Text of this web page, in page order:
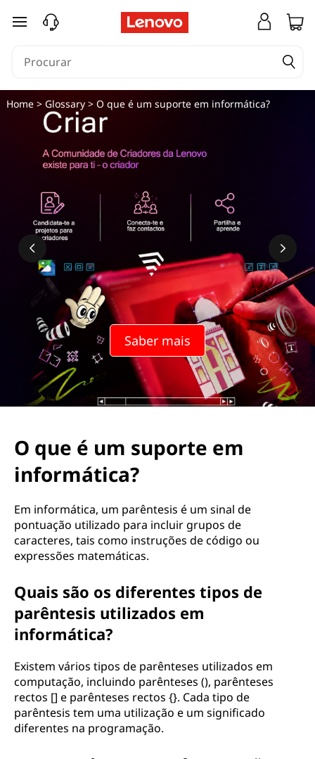
O
e
e
m
m
saltar para o conteúdo principal
Saber mais
Home> Glossary> O que é um suporte em informática?
O que é um suporte em
informática?
Em informática, um parêntesis é um sinal de
pontuação utilizado para incluir grupos de
caracteres, tais como instruções de código ou
expressões matemáticas.
Quais são os diferentes tipos de
parêntesis utilizados em
informática?
Existem vários tipos de parênteses utilizados em
computação, incluindo parênteses (), parênteses
rectos [] e parênteses rectos {}. Cada tipo de
parêntesis tem uma utilização e um significado
diferentes na programação.